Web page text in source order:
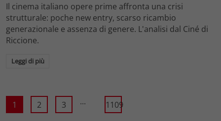
Il cinema italiano opere prime affronta una crisi
strutturale: poche new entry, scarso ricambio
generazionale e assenza di genere. L'analisi dal Ciné di
Riccione.
Leggi di più
1 2 3 ... 1109